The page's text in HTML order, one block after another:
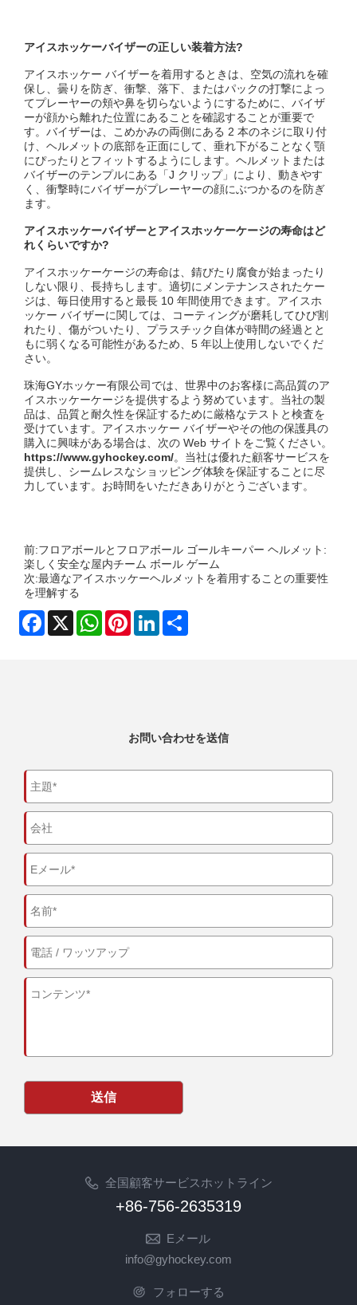
アイスホッケーバイザーの正しい装着方法?
アイスホッケー バイザーを着用するときは、空気の流れを確
保し、曇りを防ぎ、衝撃、落下、またはパックの打撃によっ
てプレーヤーの頬や鼻を切らないようにするために、バイザ
ーが顔から離れた位置にあることを確認することが重要で
す。バイザーは、こめかみの両側にある 2 本のネジに取り付
け、ヘルメットの底部を正面にして、垂れ下がることなく顎
にぴったりとフィットするようにします。ヘルメットまたは
バイザーのテンプルにある「J クリップ」により、動きやす
く、衝撃時にバイザーがプレーヤーの顔にぶつかるのを防ぎ
ます。
アイスホッケーバイザーとアイスホッケーケージの寿命はど
れくらいですか?
アイスホッケーケージの寿命は、錆びたり腐食が始まったり
しない限り、長持ちします。適切にメンテナンスされたケー
ジは、毎日使用すると最長 10 年間使用できます。アイスホ
ッケー バイザーに関しては、コーティングが磨耗してひび割
れたり、傷がついたり、プラスチック自体が時間の経過とと
もに弱くなる可能性があるため、5 年以上使用しないでくだ
さい。
珠海GYホッケー有限公司では、世界中のお客様に高品質のア
イスホッケーケージを提供するよう努めています。当社の製
品は、品質と耐久性を保証するために厳格なテストと検査を
受けています。アイスホッケー バイザーやその他の保護具の
購入に興味がある場合は、次の Web サイトをご覧ください。
https://www.gyhockey.com/。当社は優れた顧客サービスを
提供し、シームレスなショッピング体験を保証することに尽
力しています。お時間をいただきありがとうございます。
前:フロアボールとフロアボール ゴールキーパー ヘルメット:
楽しく安全な屋内チーム ボール ゲーム
次:最適なアイスホッケーヘルメットを着用することの重要性
を理解する
Facebook
X WhatsAppPinterestLinkedIn
お問い合わせを送信
送信
全国顧客サービスホットライン
+86-756-2635319
Eメール
info@gyhockey.com
フォローする